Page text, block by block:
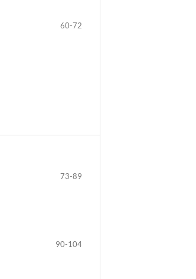
60-72
73-89
90-104